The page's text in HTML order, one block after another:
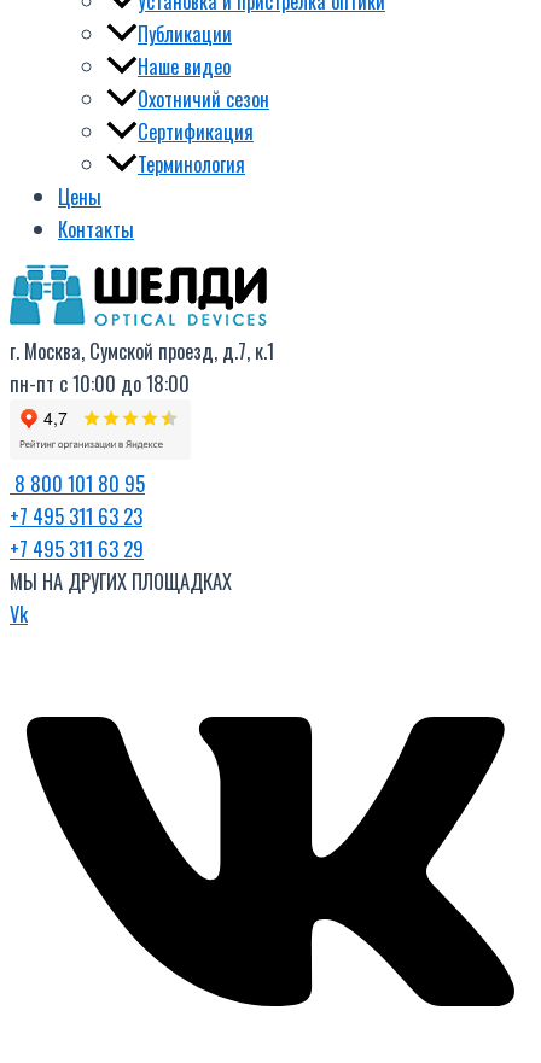
Публикации
Наше видео
Охотничий сезон
Сертификация
Терминология
Цены
Контакты
г. Москва, Сумской проезд, д.7, к.1
пн-пт с 10:00 до 18:00
8 800 101 80 95
+7 495 311 63 23
+7 495 311 63 29
МЫ НА ДРУГИХ ПЛОЩАДКАХ
Vk